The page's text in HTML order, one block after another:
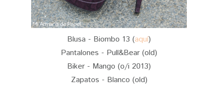
Blusa - Biombo 13 (aquí)
Pantalones - Pull&Bear (old)
Biker - Mango (o/i 2013)
Zapatos - Blanco (old)